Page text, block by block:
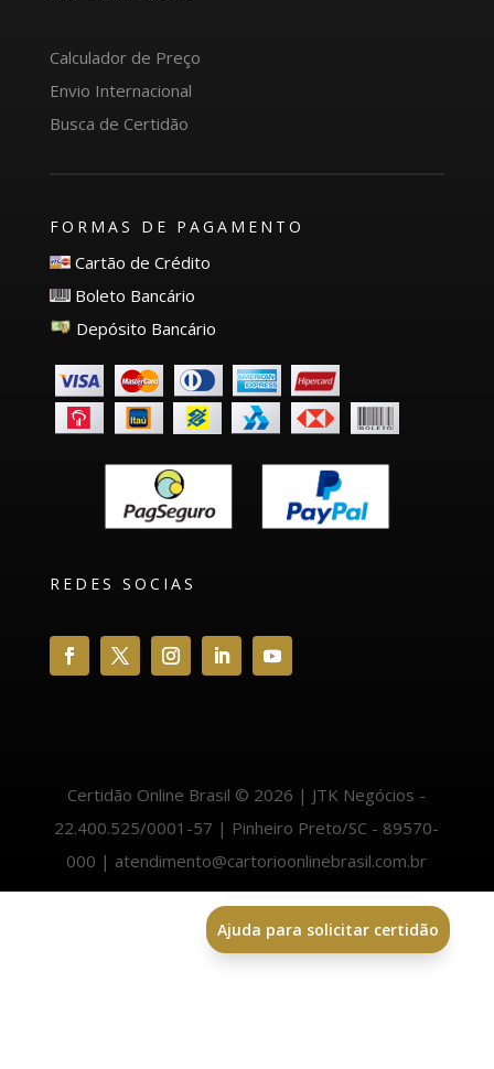
Calculador de Preço
Envio Internacional
Busca de Certidão
FORMAS DE PAGAMENTO
Cartão de Crédito
Boleto Bancário
Depósito Bancário
REDES SOCIAS
Certidão Online Brasil © 2026 | JTK Negócios -
22.400.525/0001-57 | Pinheiro Preto/SC - 89570-
000 | atendimento@cartorioonlinebrasil.com.br
Ajuda para solicitar certidão